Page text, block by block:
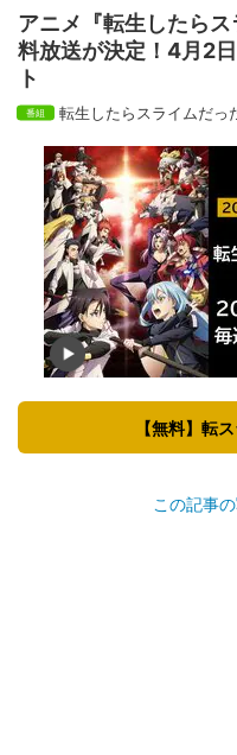
アニメ『転生したら
料放送が決定！4月2
ト
転生したらスライムだっ
【無料】転
この記事